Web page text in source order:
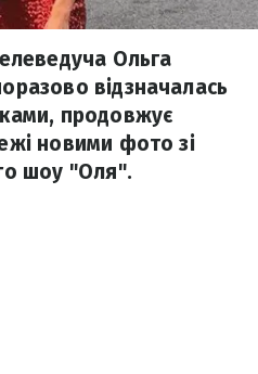
Ольга
відзначалась
продовжує
новими фото зі
шоу "Оля".